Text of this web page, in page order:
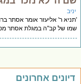
ר' אליעזר אומר אסתר
של קב"ה במגלת אסתר מפני
אחרונים